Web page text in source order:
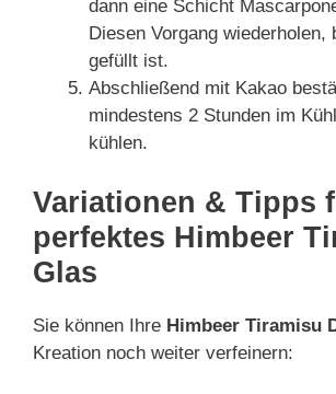
dann eine Schicht
Diesen Vorgang wiederholen,
gefüllt ist.
Abschließend mit Kakao
mindestens 2 Stunden im
kühlen.
Variationen & Tipps
perfektes Himbeer
Glas
Sie können Ihre Himbeer Tiramisu
Kreation noch weiter verfeinern: